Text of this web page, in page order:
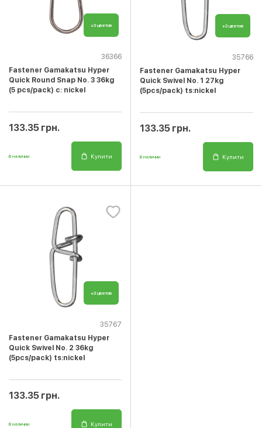
+3 цветов
36366
Fastener Gamakatsu Hyper
Quick Round Snap No. 3 36kg
(5 pcs/pack) c: nickel
133.35 грн.
В наличии Купити
+3 цветов
35766
Fastener Gamakatsu Hyper
Quick Swivel No. 1 27kg
(5pcs/pack) ts:nickel
133.35 грн.
В наличии Купити
+3 цветов
35767
Fastener Gamakatsu Hyper
Quick Swivel No. 2 36kg
(5pcs/pack) ts:nickel
133.35 грн.
В наличии Купити